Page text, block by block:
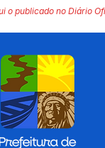
o publicado no Diário